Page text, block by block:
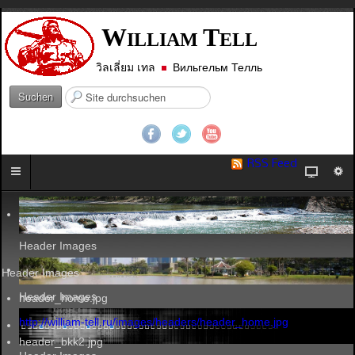
WILLIAM TELL
วิลเลี่ยม เทล Вильгельм Телль
Suchen
S
e
.
.
.
RSS Feed
Header Images
Header Images
Header Images
header_home.jpg
http://william-tell.ru/images/headers/header_home.jpg
header_bkk2.jpg